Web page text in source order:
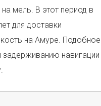
мель. В этот период в
для доставки
на Амуре. Подобное
навигации